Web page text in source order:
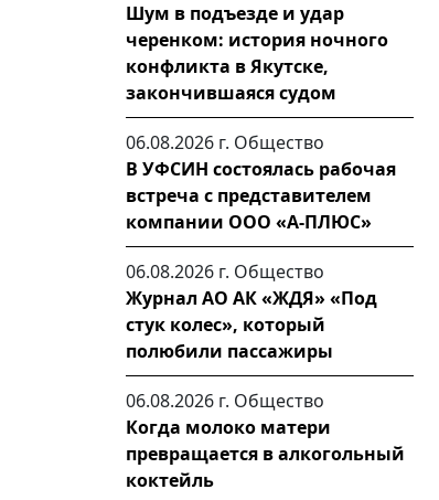
Шум в подъезде и удар
черенком: история ночного
конфликта в Якутске,
закончившаяся судом
06.08.2026 г. Общество
В УФСИН состоялась рабочая
встреча с представителем
компании ООО «А-ПЛЮС»
06.08.2026 г. Общество
Журнал АО АК «ЖДЯ» «Под
стук колес», который
полюбили пассажиры
06.08.2026 г. Общество
Когда молоко матери
превращается в алкогольный
коктейль